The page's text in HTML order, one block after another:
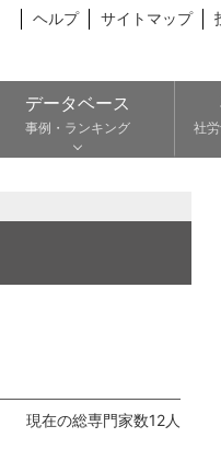
ヘルプ サイトマップ
データベース
事例・ランキング 社
現在の総専門家数12人